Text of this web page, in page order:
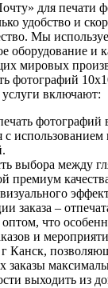
для печати
удобство и
Мы
оборудование и
мировых
фотографий
включают:
фотографий
с
выбора между
премиум
заказа –
что
и
г Канск,
заказы
выходить из